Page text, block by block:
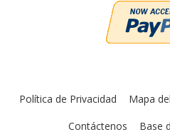
Política de Privacidad Mapa
Contáctenos
Base